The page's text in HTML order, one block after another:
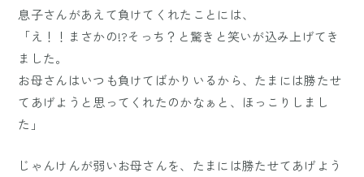
息子さんがあえて負けてくれたことには、
「え！！まさかの!?そっち？と驚きと笑いが込み上げてき
ました。
お母さんはいつも負けてばかりいるから、たまには勝たせ
てあげようと思ってくれたのかなぁと、ほっこりしまし
た」
じゃんけんが弱いお母さんを、たまには勝たせてあげよう